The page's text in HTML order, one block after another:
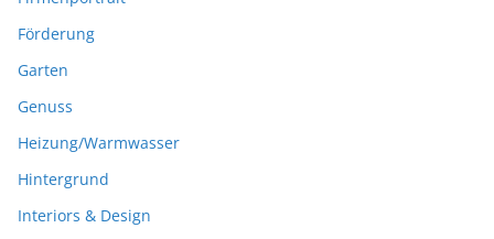
Förderung
Garten
Genuss
Heizung/Warmwasser
Hintergrund
Interiors & Design